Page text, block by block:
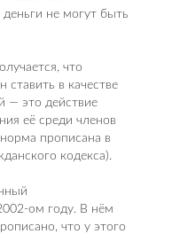
не могут быть
что
ставить в качестве
— это действие
её среди членов
прописана в
кодекса).
ом году. В нём
что у этого